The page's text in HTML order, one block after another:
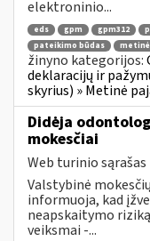
elektroninio...
eds gpm gpm312
pateikimo būdas
žinyno kategorijos:
deklaracijų ir
skyrius) » Metinė
Didėja
mokesčiai
Web turinio sąrašas
Valstybinė
informuoja, kad
neapskaitymo
veiksmai -...